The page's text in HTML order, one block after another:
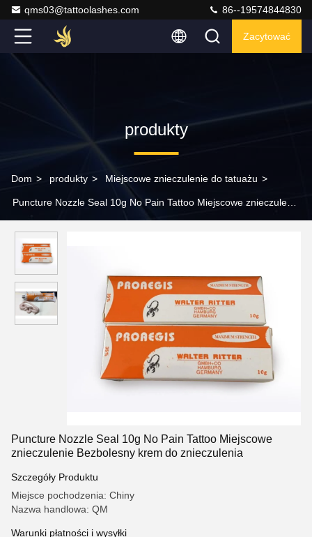
qms03@tattoolashes.com 86--19574844830
Zacytować
produkty
Dom > produkty > Miejscowe znieczulenie do tatuażu >
Puncture Nozzle Seal 10g No Pain Tattoo Miejscowe znieczulenie
Puncture Nozzle Seal 10g No Pain Tattoo Miejscowe
znieczulenie Bezbolesny krem ​​do znieczulenia
Szczegóły Produktu
Miejsce pochodzenia: Chiny
Nazwa handlowa: QM
Warunki płatności i wysyłki